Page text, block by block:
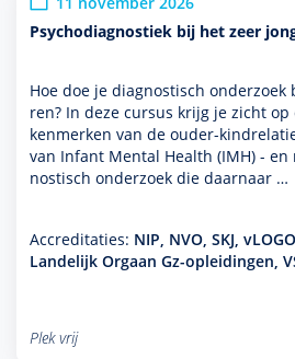
Psychodiagnostiek bij het zeer
Hoe doe je diag­nos­tisch
ren? In deze cursus krijg je zicht op
kenmerken van de ouder-
van Infant Mental Health (IMH) -
nos­tisch onder­zoek die daarnaar …
Accreditaties: NIP, NVO, SKJ,
Landelijk Orgaan Gz-opleidingen,
Plek vrij